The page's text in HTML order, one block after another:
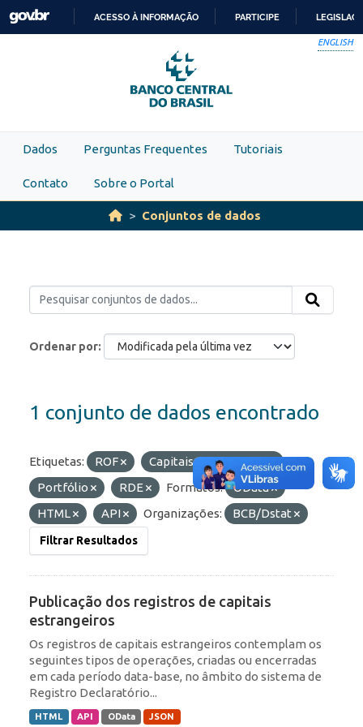
Skip to main content
PARA
O
CONTEÚDO
ACESSO À INFORMAÇÃO PARTICIPE
ENGLISH
Dados Perguntas Frequentes Tutoriais
Contato Sobre o Portal
Conjuntos de dados
Ordenar por
1 conjunto de dados encontrado
Etiquetas: ROF
Capitais Estrangeiros
Portfólio
RDE Formatos:
OData
HTML
API Organizações: BCB/Dstat
Filtrar Resultados
Publicação dos registros de capitais
estrangeiros
Os registros de capitais estrangeiros contemplam os
seguintes tipos de operações, criadas ou encerradas
em cada período data-base, no âmbito do sistema de
Registro Declaratório...
HTML API OData JSON